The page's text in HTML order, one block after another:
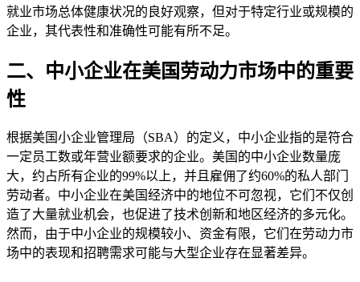
就业市场总体健康状况的良好观察，但对于特定行业或规模的
企业，其代表性和准确性可能有所不足。
二、中小企业在美国劳动力市场中的重要
性
根据美国小企业管理局（SBA）的定义，中小企业指的是符合
一定员工数或年营业额要求的企业。美国的中小企业数量庞
大，约占所有企业的99%以上，并且雇佣了约60%的私人部门
劳动者。中小企业在美国经济中的地位不可忽视，它们不仅创
造了大量就业机会，也促进了技术创新和地区经济的多元化。
然而，由于中小企业的规模较小、资金有限，它们在劳动力市
场中的表现和招聘需求可能与大型企业存在显著差异。